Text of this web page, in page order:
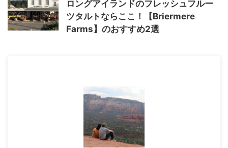
ロングアイランドのフレッシュフルー
ツタルトならここ！【Briermere
Farms】のおすすめ2選